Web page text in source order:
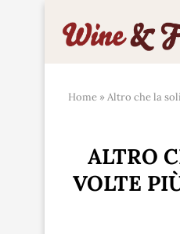
Home »Altro che la
ALTRO
VOLTE